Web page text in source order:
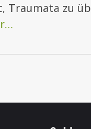
Traumata zu